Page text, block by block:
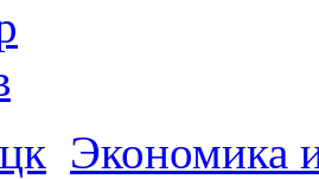
Экономика